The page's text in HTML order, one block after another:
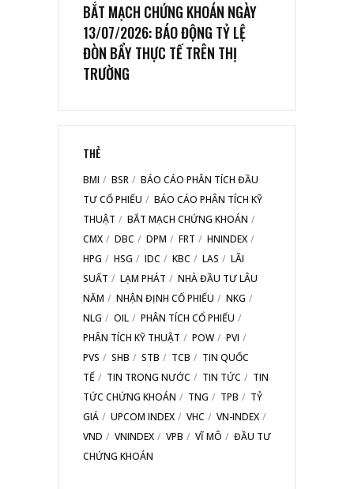
BẮT MẠCH CHỨNG KHOÁN NGÀY
13/07/2026: BÁO ĐỘNG TỶ LỆ
ĐÒN BẨY THỰC TẾ TRÊN THỊ
TRƯỜNG
THẺ
BMI BSR
BÁO CÁO PHÂN TÍCH ĐẦU
TƯ CỔ PHIẾU
BÁO CÁO PHÂN TÍCH KỸ
THUẬT
BẮT MẠCH CHỨNG KHOÁN
CMX
DBC DPM FRT
HNINDEX
HPG
HSG IDC KBC LAS
LÃI
SUẤT
LẠM PHÁT
NHÀ ĐẦU TƯ LÂU
NĂM
NHẬN ĐỊNH CỔ PHIẾU
NKG
NLG
OIL
PHÂN TÍCH CỔ PHIẾU
PHÂN TÍCH KỸ THUẬT
POW
PVI
PVS
SHB STB TCB
TIN QUỐC
TẾ
TIN TRONG NƯỚC TIN TỨC
TIN
TỨC CHỨNG KHOÁN
TNG TPB
TỶ
GIÁ
UPCOM INDEX VHC
VN-INDEX
VND
VNINDEX VPB VĨ MÔ
ĐẦU TƯ
CHỨNG KHOÁN